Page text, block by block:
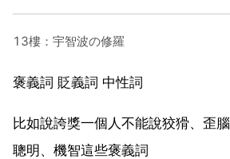
13樓：宇智波の修羅
褒義詞 貶義詞 中性詞
比如說誇獎一個人不能說狡猾、歪
聰明、機智這些褒義詞